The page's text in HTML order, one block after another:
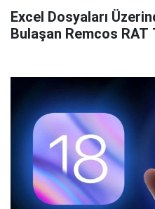
Excel Dosyaları
Bulaşan Remcos RAT